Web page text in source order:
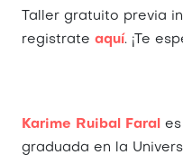
Taller gratuito previa
registrate aquí. ¡Te
Karime Ruibal Faral
graduada en la